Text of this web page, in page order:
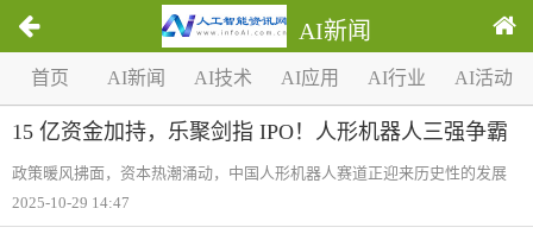
AI新闻
首页 AI新闻 AI技术 AI应用 AI行业 AI活动
1/0
15 亿资金加持，乐聚剑指 IPO！人形机器人三强争霸
赛悬念再升级
政策暖风拂面，资本热潮涌动，中国人形机器人赛道正迎来历史性的发展
机遇。在宇树、智元、乐聚形成的行业第一梯队中，竞争逻辑正悄然发生
2025-10-29 14:47